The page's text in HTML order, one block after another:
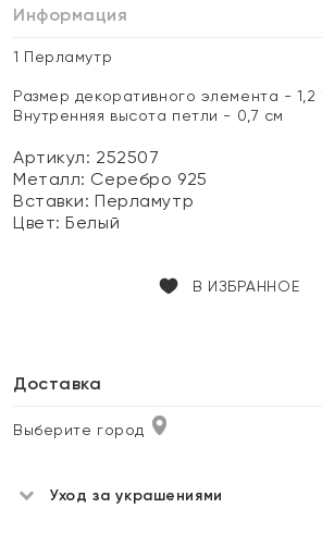
Информация
1 Перламутр
Размер декоративного элемента - 1,2
Внутренняя высота петли - 0,7 см
Артикул: 252507
Металл: Серебро 925
Вставки:Перламутр
Цвет:Белый
В ИЗБРАННОЕ
Доставка
Выберите город
Уход за украшениями